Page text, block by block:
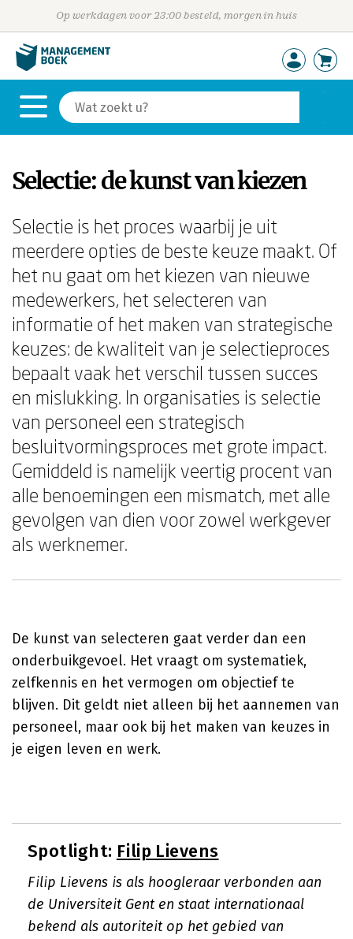
Op werkdagen voor 23:00 besteld, morgen in huis
Selectie: de kunst van kiezen
Selectie is het proces waarbij je uit
meerdere opties de beste keuze maakt. Of
het nu gaat om het kiezen van nieuwe
medewerkers, het selecteren van
informatie of het maken van strategische
keuzes: de kwaliteit van je selectieproces
bepaalt vaak het verschil tussen succes
en mislukking. In organisaties is selectie
van personeel een strategisch
besluitvormingsproces met grote impact.
Gemiddeld is namelijk veertig procent van
alle benoemingen een mismatch, met alle
gevolgen van dien voor zowel werkgever
als werknemer.
De kunst van selecteren gaat verder dan een
onderbuikgevoel. Het vraagt om systematiek,
zelfkennis en het vermogen om objectief te
blijven. Dit geldt niet alleen bij het aannemen van
personeel, maar ook bij het maken van keuzes in
je eigen leven en werk.
Spotlight: Filip Lievens
Filip Lievens is als hoogleraar verbonden aan
de Universiteit Gent en staat internationaal
bekend als autoriteit op het gebied van